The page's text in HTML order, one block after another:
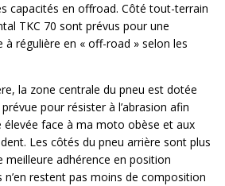
capacités en offroad. Côté tout-terrain
TKC 70 sont prévus pour une
régulière en « off-road » selon les
la zone centrale du pneu est dotée
pour résister à l’abrasion afin
élevée face à ma moto obèse et aux
Les côtés du pneu arrière sont plus
meilleure adhérence en position
n’en restent pas moins de composition